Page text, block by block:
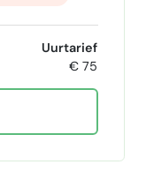
Uurtarief
€ 75